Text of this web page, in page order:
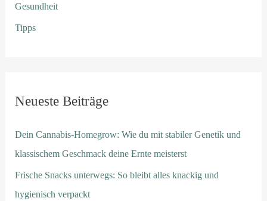
Gesundheit
Tipps
Neueste Beiträge
Dein Cannabis-Homegrow: Wie du mit stabiler Genetik und
klassischem Geschmack deine Ernte meisterst
Frische Snacks unterwegs: So bleibt alles knackig und
hygienisch verpackt